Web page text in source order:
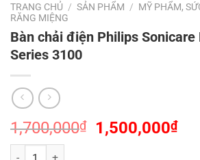
TRANG CHỦ / SẢN PHẨM / MỸ PHẨM,
RĂNG MIỆNG
Bàn chải điện Philips Sonicare
Series 3100
1,700,000₫
Giá
1,500,000₫Giá
Bàn chải điện Philips Sonicare HX3671/54